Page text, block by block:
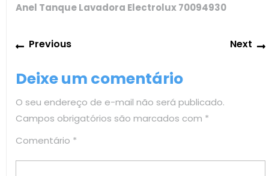
Anel Tanque Lavadora Electrolux 70094930
Navegação
de
Post
PreviousPrevious
Next
Deixe um comentário
O seu endereço de e-mail não será publicado.
Campos obrigatórios são marcados com *
Comentário *